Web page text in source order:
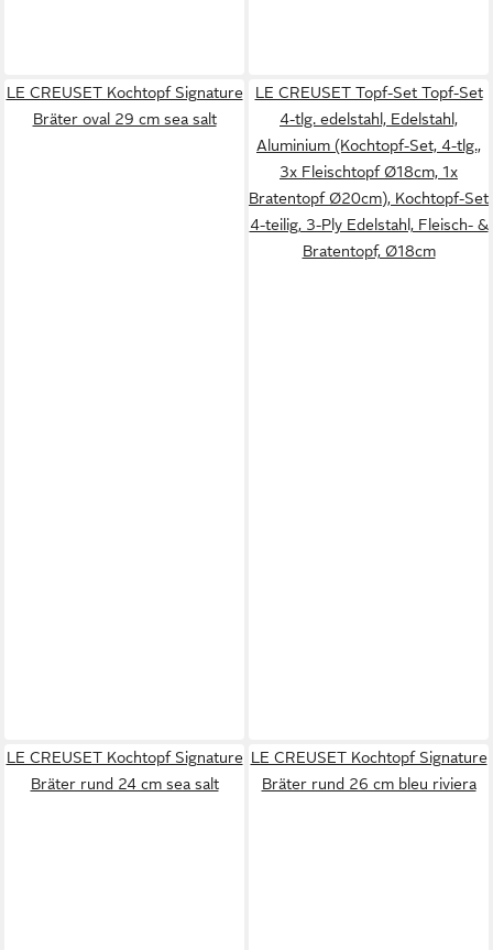
LE CREUSET Kochtopf Signature
Bräter oval 29 cm sea salt
LE CREUSET Topf-Set Topf-Set
4-tlg. edelstahl, Edelstahl,
Aluminium (Kochtopf-Set, 4-tlg.,
3x Fleischtopf Ø18cm, 1x
Bratentopf Ø20cm), Kochtopf-Set
4-teilig, 3-Ply Edelstahl, Fleisch- &
Bratentopf, Ø18cm
LE CREUSET Kochtopf Signature
Bräter rund 24 cm sea salt
LE CREUSET Kochtopf Signature
Bräter rund 26 cm bleu riviera